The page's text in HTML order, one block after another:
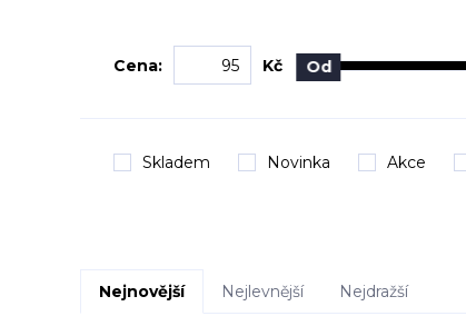
Cena: Kč Od
Skladem Novinka Akce
Nejnovější Nejlevnější Nejdražší